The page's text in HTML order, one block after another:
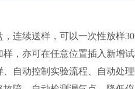
连续送样，可以一次性放样30
，亦可在任意位置插入新增
自动控制实验流程、自动处